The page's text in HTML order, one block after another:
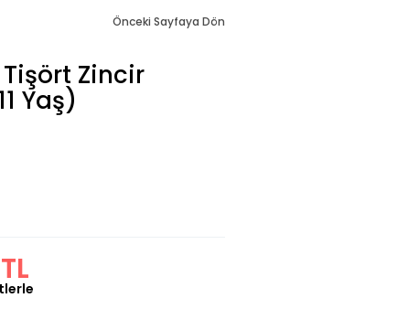
Önceki Sayfaya Dön
Tişört Zincir
Yaş)